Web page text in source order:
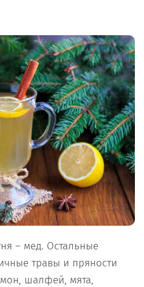
– мед. Остальные
травы и пряности
шалфей, мята,